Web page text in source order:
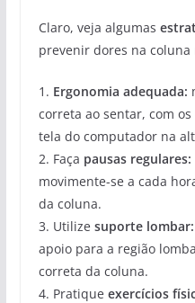
Claro, veja algumas
prevenir dores na
1. Ergonomia adequada:
correta ao sentar, com
tela do computador na
2. Faça pausas regulares:
movimente-se a cada
da coluna.
3. Utilize suporte lombar:
apoio para a região
correta da coluna.
4. Pratique exercícios